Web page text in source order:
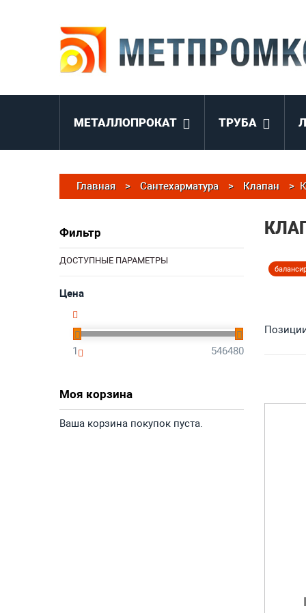
МЕТАЛЛОПРОКАТ ТРУБА
Главная > Сантехарматура > Клапан >
Фильтр
ДОСТУПНЫЕ ПАРАМЕТРЫ
Цена
1 546480
Моя корзина
Ваша корзина покупок пуста.